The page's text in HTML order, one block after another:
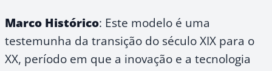
Marco Histórico: Este modelo é uma
testemunha da transição do século XIX para o
XX, período em que a inovação e a tecnologia